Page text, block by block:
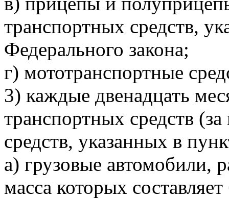
транспортных средств,
Федерального закона;
г) мототранспортные
3) каждые двенадцать
транспортных средств
средств, указанных в
а) грузовые автомобили,
масса которых